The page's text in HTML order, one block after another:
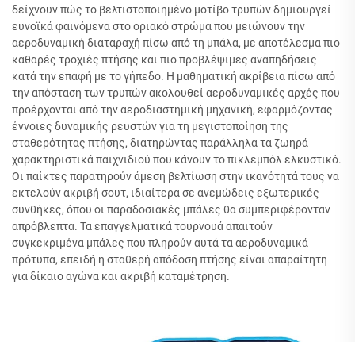
δείχνουν πώς το βελτιστοποιημένο μοτίβο τρυπών δημιουργεί
ευνοϊκά φαινόμενα στο οριακό στρώμα που μειώνουν την
αεροδυναμική διαταραχή πίσω από τη μπάλα, με αποτέλεσμα πιο
καθαρές τροχιές πτήσης και πιο προβλέψιμες αναπηδήσεις
κατά την επαφή με το γήπεδο. Η μαθηματική ακρίβεια πίσω από
την απόσταση των τρυπών ακολουθεί αεροδυναμικές αρχές που
προέρχονται από την αεροδιαστημική μηχανική, εφαρμόζοντας
έννοιες δυναμικής ρευστών για τη μεγιστοποίηση της
σταθερότητας πτήσης, διατηρώντας παράλληλα τα ζωηρά
χαρακτηριστικά παιχνιδιού που κάνουν το πικλεμπόλ ελκυστικό.
Οι παίκτες παρατηρούν άμεση βελτίωση στην ικανότητά τους να
εκτελούν ακριβή σουτ, ιδιαίτερα σε ανεμώδεις εξωτερικές
συνθήκες, όπου οι παραδοσιακές μπάλες θα συμπεριφέρονταν
απρόβλεπτα. Τα επαγγελματικά τουρνουά απαιτούν
συγκεκριμένα μπάλες που πληρούν αυτά τα αεροδυναμικά
πρότυπα, επειδή η σταθερή απόδοση πτήσης είναι απαραίτητη
για δίκαιο αγώνα και ακριβή καταμέτρηση.